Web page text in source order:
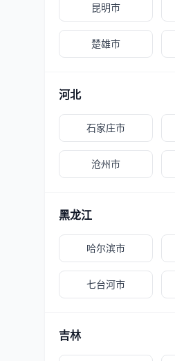
昆明市
楚雄市
河北
石家庄市
沧州市
黑龙江
哈尔滨市
七台河市
吉林